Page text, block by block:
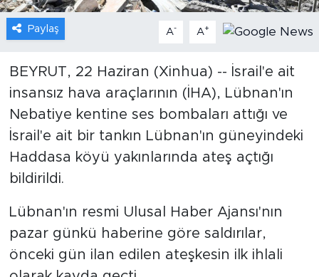
Paylaş A- A+
BEYRUT, 22 Haziran (Xinhua) -- İsrail'e ait
insansız hava araçlarının (İHA), Lübnan'ın
Nebatiye kentine ses bombaları attığı ve
İsrail'e ait bir tankın Lübnan'ın güneyindeki
Haddasa köyü yakınlarında ateş açtığı
bildirildi.
Lübnan'ın resmi Ulusal Haber Ajansı'nın
pazar günkü haberine göre saldırılar,
önceki gün ilan edilen ateşkesin ilk ihlali
Foto Haber
Xinhua Türkiye
Seyahat